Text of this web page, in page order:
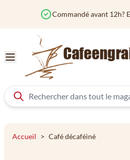
Commandé avant 12h?
Accueil > Café décaféiné